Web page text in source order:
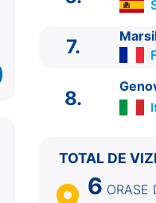
ITINERARIU
Ziua | Portul |
2. Civitavecchia,
3. Messina,
4. Valletta
7.
8.
TOTAL DE
6 ORASE